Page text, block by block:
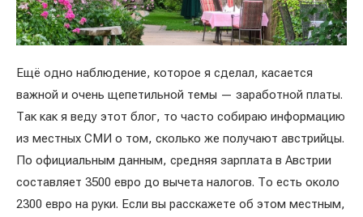
Ещё одно наблюдение, которое я сделал, касается
важной и очень щепетильной темы — заработной платы.
Так как я веду этот блог, то часто собираю информацию
из местных СМИ о том, сколько же получают австрийцы.
По официальным данным, средняя зарплата в Австрии
составляет 3500 евро до вычета налогов. То есть около
2300 евро на руки. Если вы расскажете об этом местным,